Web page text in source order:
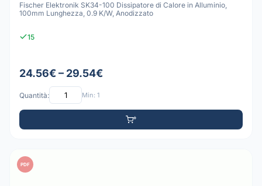
Fischer Elektronik SK34-100 Dissipatore di Calore in Alluminio,
100mm Lunghezza, 0.9 K/W, Anodizzato
15
24.56€ – 29.54€
Quantità: Min: 1
PDF